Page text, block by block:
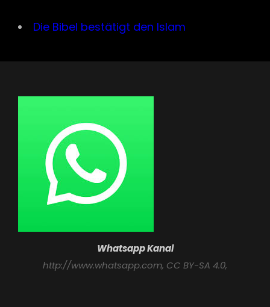
Die Bibel bestätigt den Islam
Whatsapp Kanal
http://www.whatsapp.com, CC BY-SA 4.0,